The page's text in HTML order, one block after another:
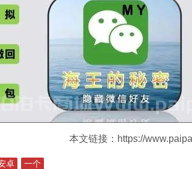
本文链接：https://
卓 一个